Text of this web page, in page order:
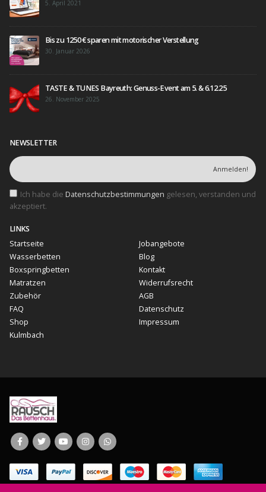
5. April 2021
Bis zu 1250 € sparen mit motorischer Verstellung
30. Januar 2026
TASTE & TUNES Bayreuth: Genuss-Event am 5. & 6.12.25
26. November 2025
NEWSLETTER
Ich habe die Datenschutzbestimmungen gelesen, verstanden und
akzeptiert.
LINKS
Startseite
Wasserbetten
Boxspringbetten
Matratzen
Zubehör
FAQ
Shop
Kulmbach
Jobangebote
Blog
Kontakt
Widerrufsrecht
AGB
Datenschutz
Impressum